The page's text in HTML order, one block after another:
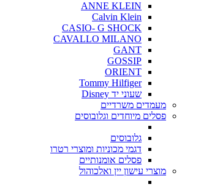
ANNE KLEIN
Calvin Klein
CASIO- G SHOCK
CAVALLO MILANO
GANT
GOSSIP
ORIENT
Tommy Hilfiger
שעוני יד Disney
מעמדים משרדיים
פסלים מיוחדים וגלובוסים
גלובוסים
דגמי מכוניות ומוצרי רטרו
פסלים אומנותיים
מוצרי עישון יין ואלכוהול